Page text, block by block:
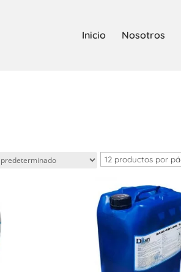
Inicio Nosotros